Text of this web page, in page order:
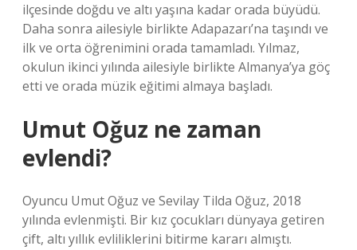
ilçesinde doğdu ve altı yaşına kadar orada büyüdü.
Daha sonra ailesiyle birlikte Adapazarı’na taşındı ve
ilk ve orta öğrenimini orada tamamladı. Yılmaz,
okulun ikinci yılında ailesiyle birlikte Almanya’ya göç
etti ve orada müzik eğitimi almaya başladı.
Umut Oğuz ne zaman
evlendi?
Oyuncu Umut Oğuz ve Sevilay Tilda Oğuz, 2018
yılında evlenmişti. Bir kız çocukları dünyaya getiren
çift, altı yıllık evliliklerini bitirme kararı almıştı.